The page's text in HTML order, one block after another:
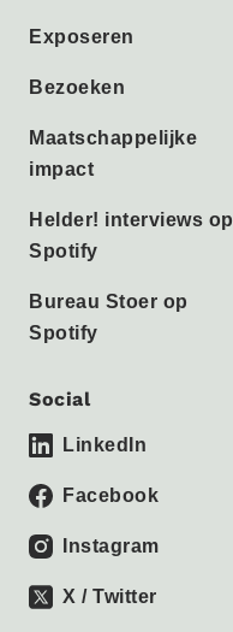
Exposeren
Bezoeken
Maatschappelijke
impact
Helder! interviews op
Spotify
Bureau Stoer op
Spotify
Social
LinkedIn
Facebook
Instagram
X / Twitter